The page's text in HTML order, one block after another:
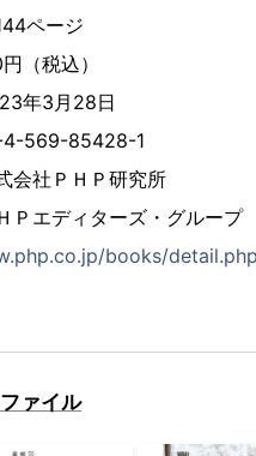
ページ
（税込）
年3月28日
4-569-85428-1
会社ＰＨＰ研究所
Ｐエディターズ・グループ
books/
ァイル